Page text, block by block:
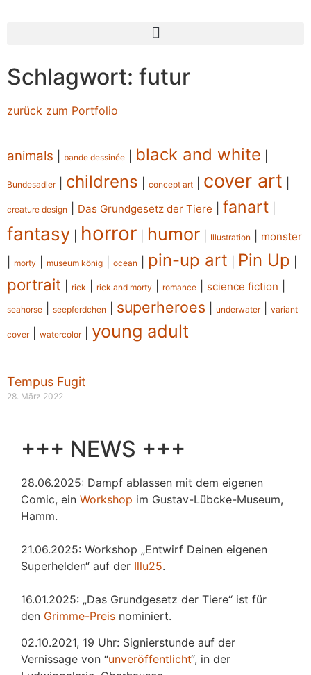
Schlagwort: futur
zurück zum Portfolio
animals bande dessinée black and white
Bundesadler| childrens concept art cover art
creature design Das Grundgesetz der Tiere fanart
fantasy horror humor Illustration monster
morty museum könig ocean pin-up art Pin Up
portrait rick rick and morty romance science fiction
seahorse seepferdchen superheroes underwater| variant
cover| watercolor| young adult
Tempus Fugit
28. März 2022
+++ NEWS +++
28.06.2025: Dampf ablassen mit dem eigenen
Comic, ein Workshop im Gustav-Lübcke-Museum,
Hamm.
21.06.2025: Workshop „Entwirf Deinen eigenen
Superhelden“ auf der Illu25.
16.01.2025: „Das Grundgesetz der Tiere“ ist für
den Grimme-Preis nominiert.
02.10.2021, 19 Uhr: Signierstunde auf der
Vernissage von “unveröffentlicht“, in der